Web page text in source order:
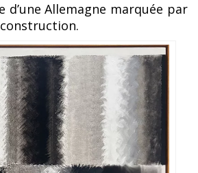
d’une Allemagne marquée par